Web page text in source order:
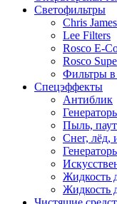
Светофильтры
Chris James
Lee Filters
Rosco E-
Rosco
Фильтры в
Спецэффекты
Антиблик
Пыль,
Снег, лёд,
Жидкость
Жидкость